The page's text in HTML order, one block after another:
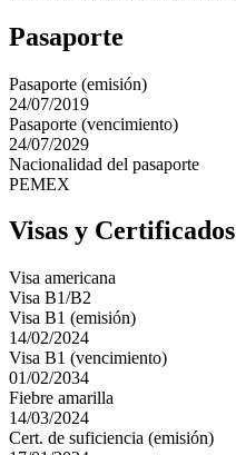
Pasaporte
Pasaporte (emisión)
24/07/2019
Pasaporte (vencimiento)
24/07/2029
Nacionalidad del pasaporte
PEMEX
Visas y Certificados
Visa americana
Visa B1/B2
Visa B1 (emisión)
14/02/2024
Visa B1 (vencimiento)
01/02/2034
Fiebre amarilla
14/03/2024
Cert. de suficiencia (emisión)